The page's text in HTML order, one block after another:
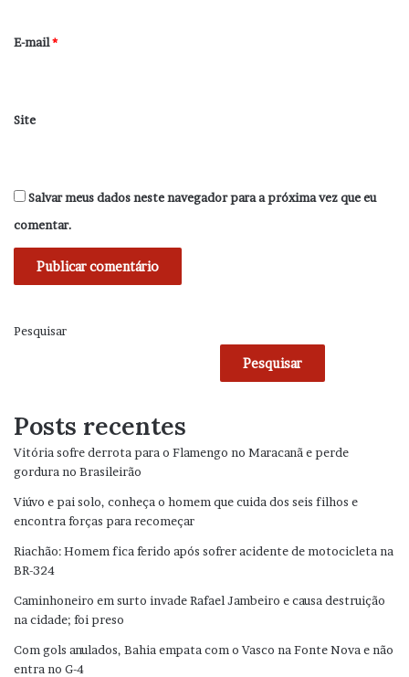
*
E-mail*
Site
Salvar meus dados neste navegador para a próxima vez que eu
comentar.
Pesquisar
Pesquisar
Posts recentes
Vitória sofre derrota para o Flamengo no Maracanã e perde
gordura no Brasileirão
Viúvo e pai solo, conheça o homem que cuida dos seis filhos e
encontra forças para recomeçar
Riachão: Homem fica ferido após sofrer acidente de motocicleta na
BR-324
Caminhoneiro em surto invade Rafael Jambeiro e causa destruição
na cidade; foi preso
Com gols anulados, Bahia empata com o Vasco na Fonte Nova e não
entra no G-4